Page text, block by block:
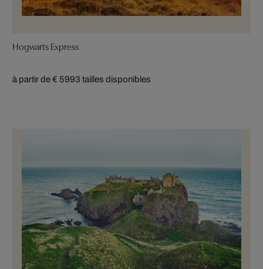
Hogwarts Express
à partir de € 5993 tailles disponibles